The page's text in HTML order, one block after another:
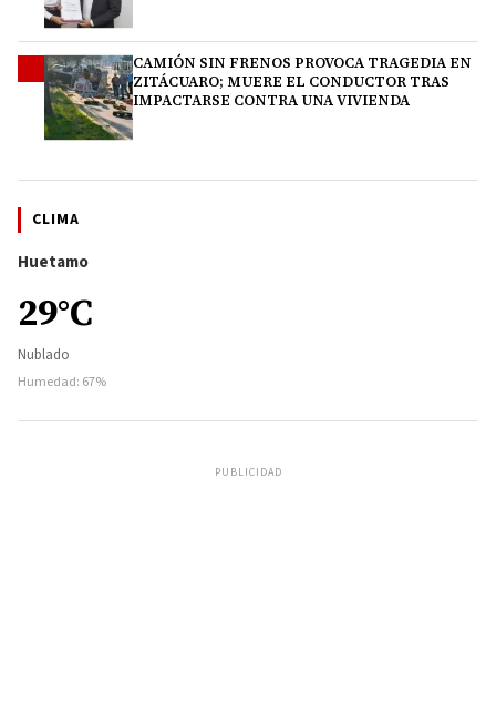
CAMIÓN SIN FRENOS PROVOCA TRAGEDIA EN
ZITÁCUARO; MUERE EL CONDUCTOR TRAS
IMPACTARSE CONTRA UNA VIVIENDA
CLIMA
Huetamo
29°C
Nublado
Humedad: 67%
PUBLICIDAD